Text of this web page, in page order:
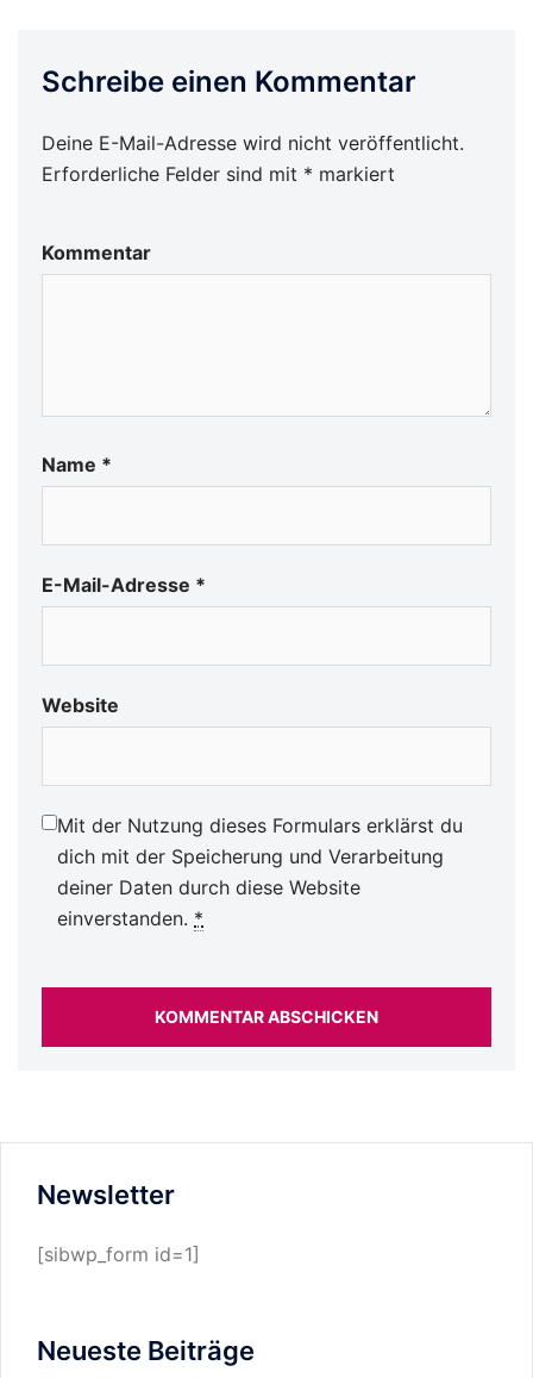
Schreibe einen Kommentar
Deine E-Mail-Adresse wird nicht veröffentlicht.
Erforderliche Felder sind mit * markiert
Kommentar
Name *
E-Mail-Adresse *
Website
Mit der Nutzung dieses Formulars erklärst du
dich mit der Speicherung und Verarbeitung
deiner Daten durch diese Website
einverstanden. *
Newsletter
[sibwp_form id=1]
Neueste Beiträge